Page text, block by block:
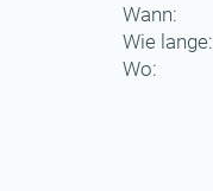
Wann:
Wie lange:
Wo: